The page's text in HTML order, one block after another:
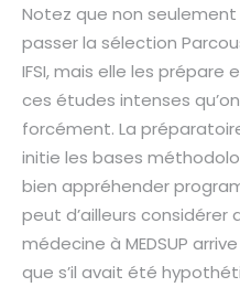
Notez que non
passer la sélection
IFSI, mais elle les
ces études intenses
forcément. La
initie les bases
bien appréhender
peut d’ailleurs considérer
médecine à MEDSUP
que s’il avait été